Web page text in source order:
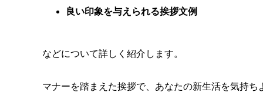
良い印象を与えられる挨拶文例
などについて詳しく紹介します。
マナーを踏まえた挨拶で、あなたの新生活を気持ち